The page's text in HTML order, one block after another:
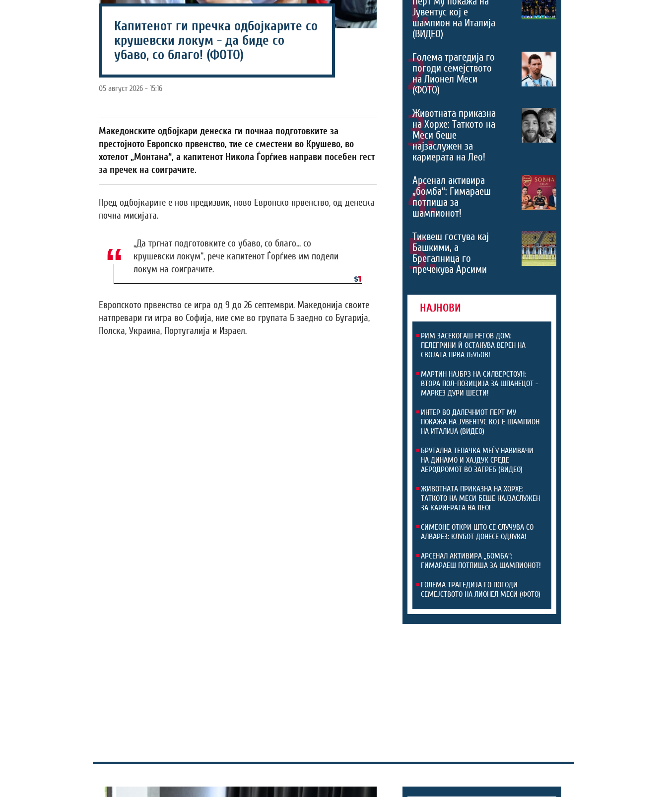
Капитенот ги пречка одбојкарите со
крушевски локум - да биде со
убаво, со благо! (ФОТО)
05 август 2026 - 15:16
Македонските одбојкари денеска ги почнаа подготовките за
престојното Европско првенство, тие се сместени во Крушево, во
хотелот „Монтана“, а капитенот Никола Ѓорѓиев направи посебен гест
за пречек на соиграчите.
Пред одбојкарите е нов предизвик, ново Европско првенство, од денеска
почна мисијата.
„Да тргнат подготовките со убаво, со благо... со
крушевски локум“, рече капитенот Ѓорѓиев им подели
локум на соиграчите.
Европското првенство се игра од 9 до 26 септември. Македонија своите
натпревари ги игра во Софија, ние сме во групата Б заедно со Бугарија,
Полска, Украина, Португалија и Израел.
Јувентус кој е
шампион на Италија
(ВИДЕО)
2.
Голема трагедија го
погоди семејството
на Лионел Меси
(ФОТО)
3.
Животната приказна
на Хорхе: Таткото на
Меси беше
најзаслужен за
кариерата на Лео!
4.
Арсенал активира
„бомба“: Гимараеш
потпиша за
шампионот!
5.
Тиквеш гостува кај
Башкими, а
Брегалница го
пречекува Арсими
НАЈНОВИ
РИМ ЗАСЕКОГАШ НЕГОВ ДОМ:
ПЕЛЕГРИНИ Ѝ ОСТАНУВА ВЕРЕН НА
СВОЈАТА ПРВА ЉУБОВ!
МАРТИН НАЈБРЗ НА СИЛВЕРСТОУН:
ВТОРА ПОЛ-ПОЗИЦИЈА ЗА ШПАНЕЦОТ -
МАРКЕЗ ДУРИ ШЕСТИ!
ИНТЕР ВО ДАЛЕЧНИОТ ПЕРТ МУ
ПОКАЖА НА ЈУВЕНТУС КОЈ Е ШАМПИОН
НА ИТАЛИЈА (ВИДЕО)
БРУТАЛНА ТЕПАЧКА МЕЃУ НАВИВАЧИ
НА ДИНАМО И ХАЈДУК СРЕДЕ
АЕРОДРОМОТ ВО ЗАГРЕБ (ВИДЕО)
ЖИВОТНАТА ПРИКАЗНА НА ХОРХЕ:
ТАТКОТО НА МЕСИ БЕШЕ НАЈЗАСЛУЖЕН
ЗА КАРИЕРАТА НА ЛЕО!
СИМЕОНЕ ОТКРИ ШТО СЕ СЛУЧУВА СО
АЛВАРЕЗ: КЛУБОТ ДОНЕСЕ ОДЛУКА!
АРСЕНАЛ АКТИВИРА „БОМБА“:
ГИМАРАЕШ ПОТПИША ЗА ШАМПИОНОТ!
ГОЛЕМА ТРАГЕДИЈА ГО ПОГОДИ
СЕМЕЈСТВОТО НА ЛИОНЕЛ МЕСИ (ФОТО)